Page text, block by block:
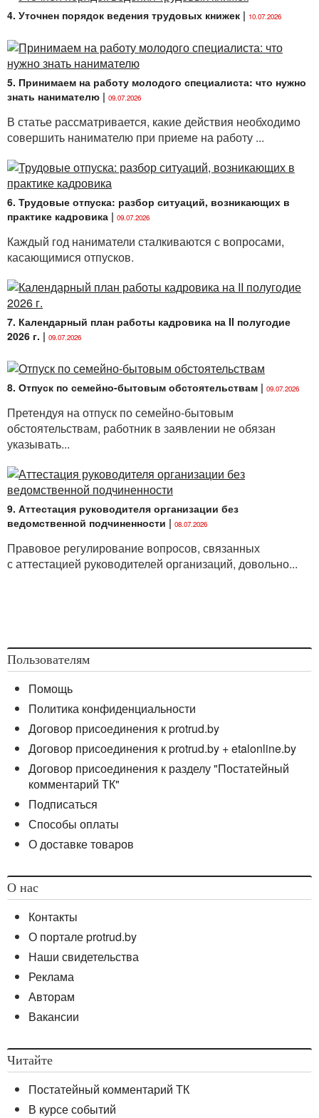
4. Уточнен порядок ведения трудовых книжек | 10.07.2026
5. Принимаем на работу молодого специалиста: что нужно
знать нанимателю | 09.07.2026
В статье рассматривается, какие действия необходимо
совершить нанимателю при приеме на работу ...
6. Трудовые отпуска: разбор ситуаций, возникающих в
практике кадровика | 09.07.2026
Каждый год наниматели сталкиваются с вопросами,
касающимися отпусков.
7. Календарный план работы кадровика на II полугодие
2026 г. | 09.07.2026
8. Отпуск по семейно-бытовым обстоятельствам | 09.07.2026
Претендуя на отпуск по семейно-бытовым
обстоятельствам, работник в заявлении не обязан
указывать...
9. Аттестация руководителя организации без
ведомственной подчиненности | 08.07.2026
Правовое регулирование вопросов, связанных
с аттестацией руководителей организаций, довольно...
Пользователям
Помощь
Политика конфиденциальности
Договор присоединения к protrud.by
Договор присоединения к protrud.by + etalonline.by
Договор присоединения к разделу "Постатейный
комментарий ТК"
Подписаться
Способы оплаты
О доставке товаров
О нас
Контакты
О портале protrud.by
Наши свидетельства
Реклама
Авторам
Вакансии
Читайте
Постатейный комментарий ТК
В курсе событий